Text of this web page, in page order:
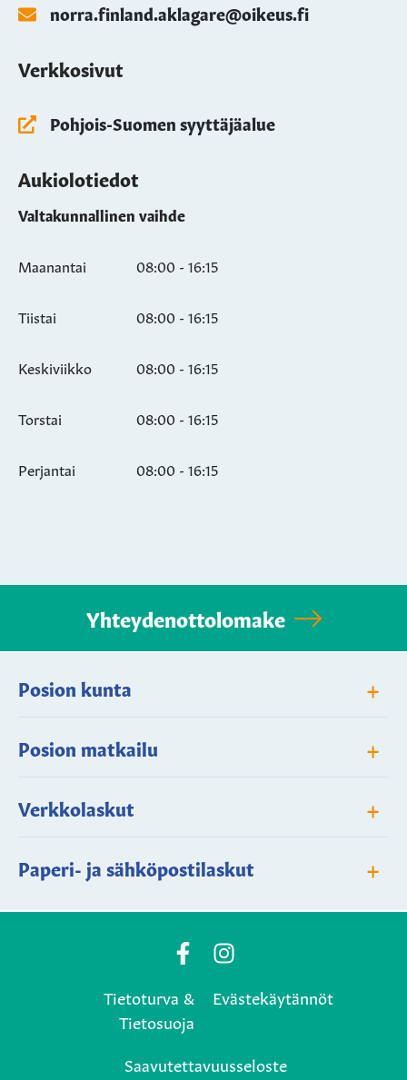
norra.finland.aklagare@oikeus.fi
Verkkosivut
Pohjois-Suomen syyttäjäalue
Aukiolotiedot
Valtakunnallinen vaihde
Maanantai 08:00 - 16:15
Tiistai 08:00 - 16:15
Keskiviikko 08:00 - 16:15
Torstai 08:00 - 16:15
Perjantai 08:00 - 16:15
Yhteydenottolomake
Posion kunta +
Posion matkailu +
Verkkolaskut +
Paperi- ja sähköpostilaskut +
Posio
Facebook
page
Posio
Instagram
Tietoturva &
Tietosuoja
Evästekäytännöt
Saavutettavuusseloste